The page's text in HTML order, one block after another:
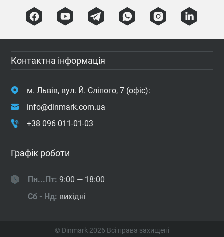
Контактна інформація
м. Львів, вул. Й. Сліпого, 7 (офіс):
info@dinmark.com.ua
+38 096 011-01-03
Графік роботи
Пн...Пт: 9:00 — 18:00
Сб - Нд: вихідні
© Dinmark 2026 Всі права захищені